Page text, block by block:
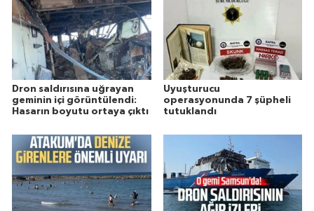
Dron saldırısına uğrayan
geminin içi görüntülendi:
Hasarın boyutu ortaya çıktı
Uyuşturucu
operasyonunda 7 şüpheli
tutuklandı